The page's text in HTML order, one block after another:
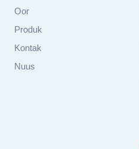
Oor
Produk
Kontak
Nuus